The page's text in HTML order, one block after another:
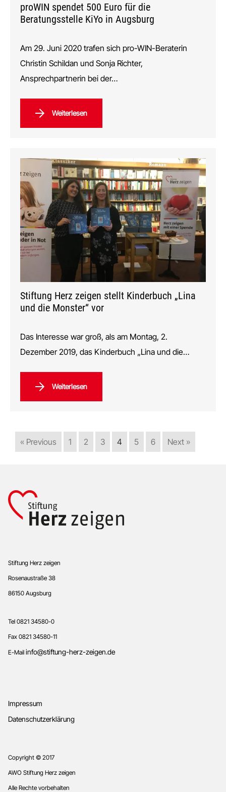
proWIN spendet 500 Euro für die
Beratungsstelle KiYo in Augsburg
Am 29. Juni 2020 trafen sich pro-WIN-Beraterin
Christin Schildan und Sonja Richter,
Ansprechpartnerin bei der…
Weiterlesen
Stiftung Herz zeigen stellt Kinderbuch „Lina
und die Monster“ vor
Das Interesse war groß, als am Montag, 2.
Dezember 2019, das Kinderbuch „Lina und die…
Weiterlesen
« Previous 1 2 3 4 5 6 Next »
Footer
Stiftung Herz zeigen
Rosenaustraße 38
86150 Augsburg
Tel 0821 34580-0
Fax 0821 34580-11
E-Mail info@stiftung-herz-zeigen.de
Impressum
Datenschutzerklärung
Copyright © 2017
AWO Stiftung Herz zeigen
Alle Rechte vorbehalten